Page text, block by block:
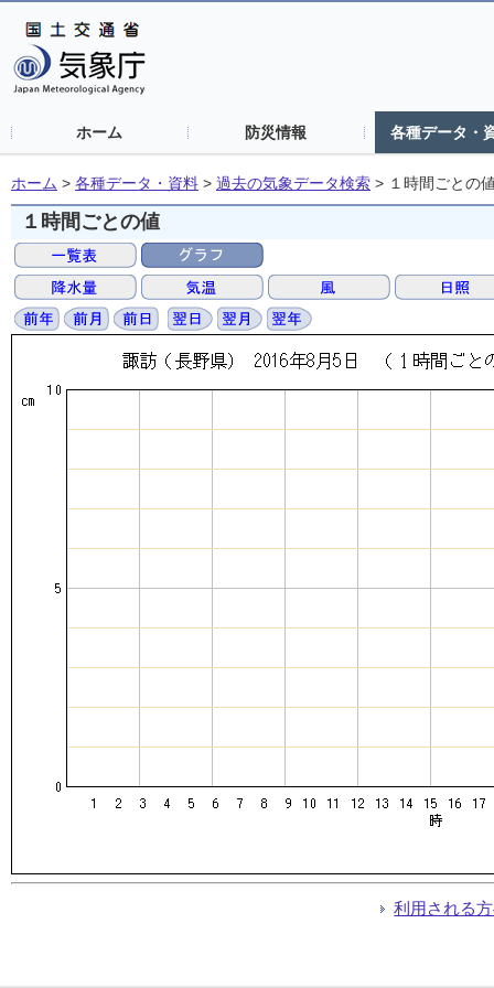
ホーム 防災情報 各種データ・
ホーム > 各種データ・資料 > 過去の気象データ検索 > １時間ごとの
１時間ごとの値
利用される